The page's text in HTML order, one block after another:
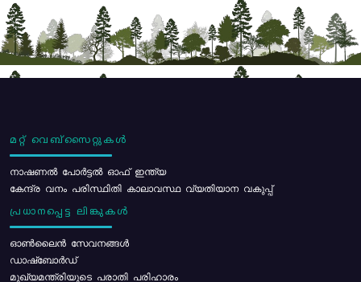
മറ്റ് വെബ്സൈറ്റുകൾ
നാഷണൽ പോർട്ടൽ ഓഫ് ഇന്ത്യ
കേന്ദ്ര വനം പരിസ്ഥിതി കാലാവസ്ഥ വ്യതിയാന വകുപ്പ്
പ്രധാനപ്പെട്ട ലിങ്കുകൾ
ഓൺലൈൻ സേവനങ്ങൾ
ഡാഷ്ബോർഡ്
മുഖ്യമന്ത്രിയുടെ പരാതി പരിഹാരം